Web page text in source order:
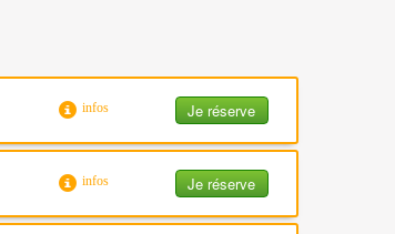
Je réserve
infos
Je réserve
infos